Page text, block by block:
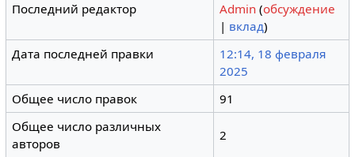
Последний редактор
Admin (обсуждение
| вклад)
Дата последней правки
12:14, 18 февраля
2025
Общее число правок
91
Общее число различных
авторов
2